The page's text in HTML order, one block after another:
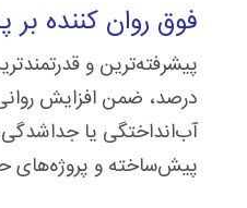
فوق روان کننده بر
درصد، ضمن افزایش
آب‌انداختگی یا
پیش‌ساخته و پروژه‌های